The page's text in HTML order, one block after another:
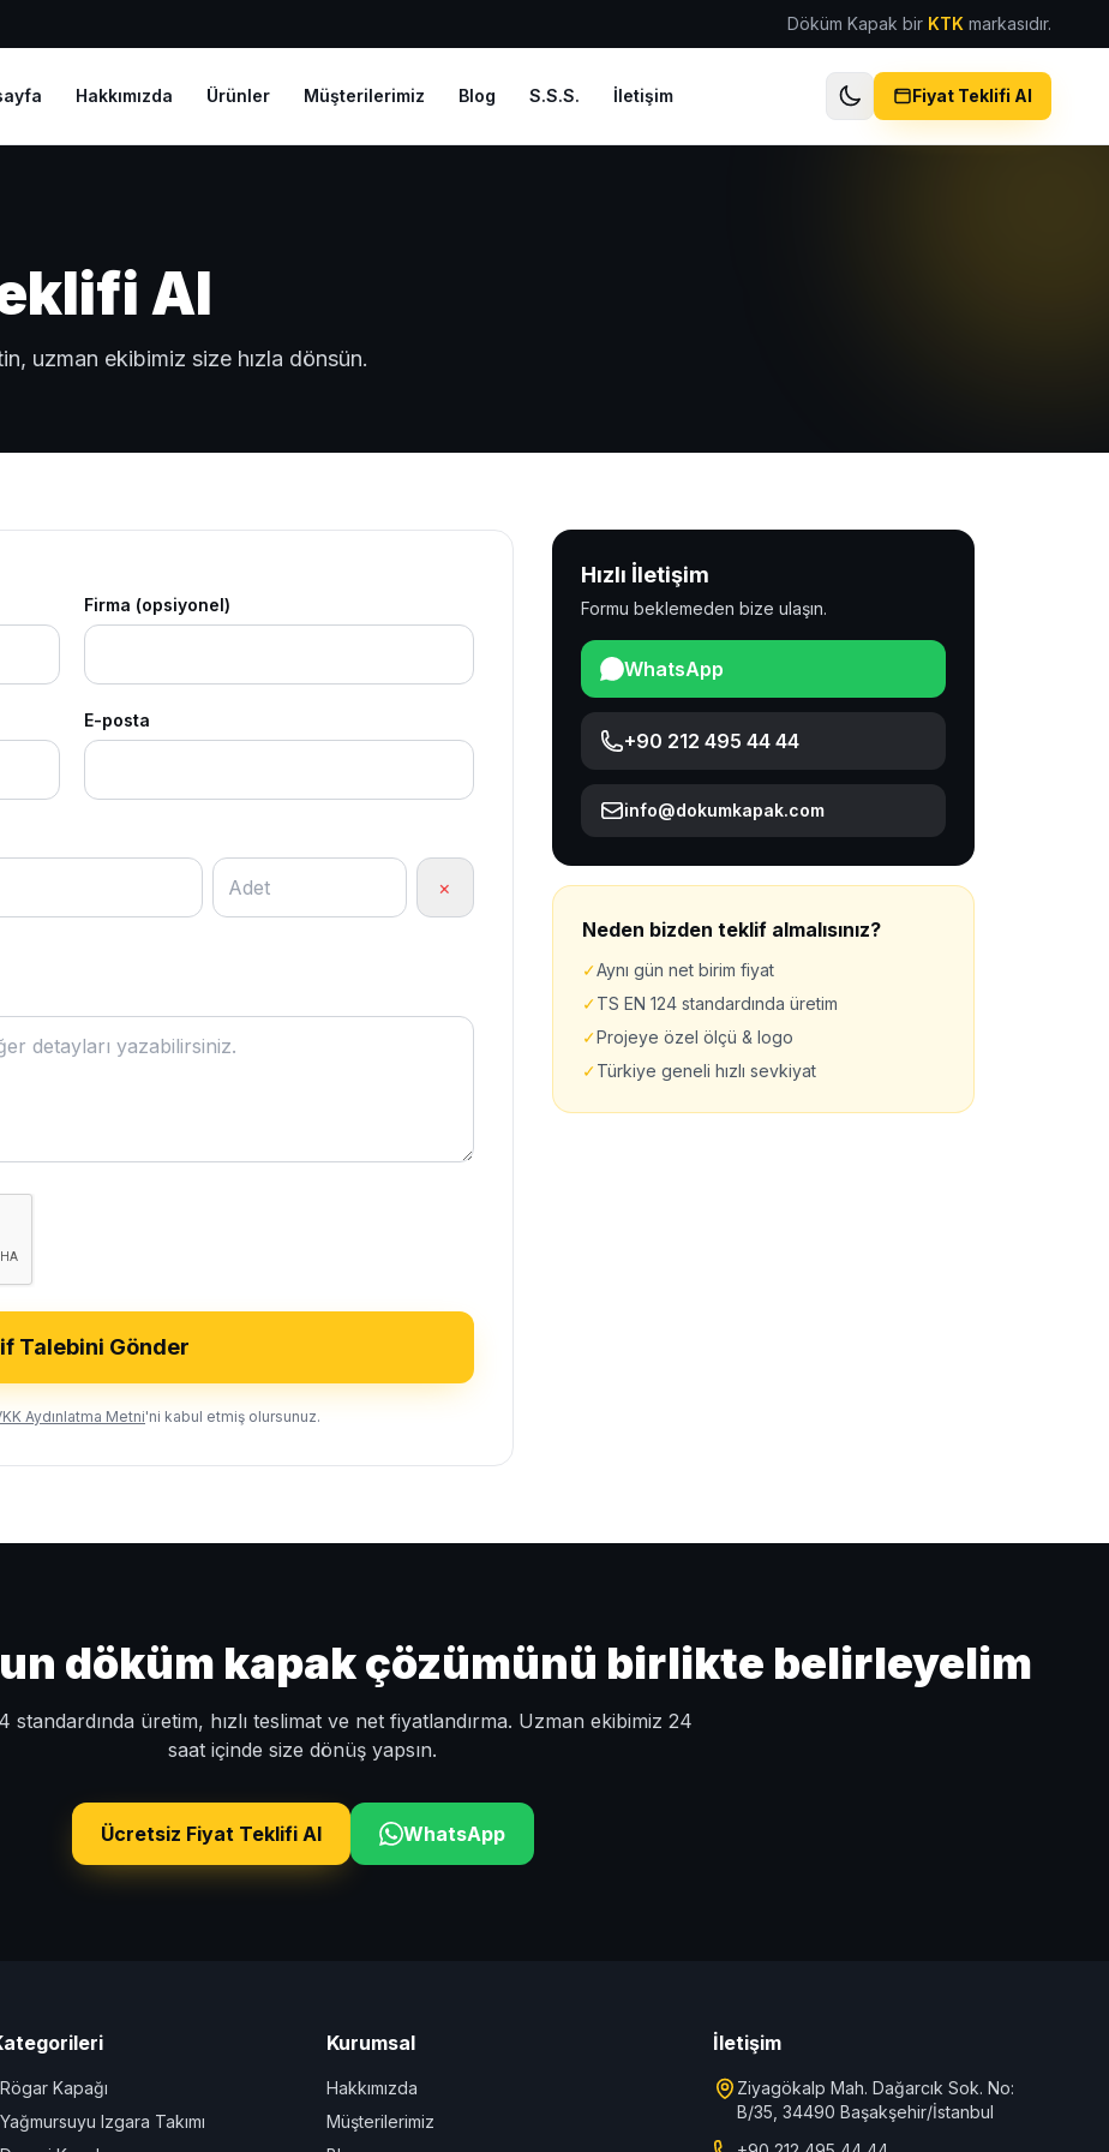
Döküm Kapak bir KTK markasıdır.
Hakkımızda Ürünler Müşterilerimiz Blog S.S.S. İletişim Fiyat Teklifi Al
Al
uzman ekibimiz size hızla dönsün.
Firma (opsiyonel)
E-posta
×
Talebini Gönder
Aydınlatma Metni'ni kabul etmiş olursunuz.
Hızlı İletişim
Formu beklemeden bize ulaşın.
WhatsApp
+90 212 495 44 44
info@dokumkapak.com
Neden bizden teklif almalısınız?
✓Aynı gün net birim fiyat
✓TS EN 124 standardında üretim
✓Projeye özel ölçü & logo
✓Türkiye geneli hızlı sevkiyat
döküm kapak çözümünü birlikte belirleyelim
standardında üretim, hızlı teslimat ve net fiyatlandırma. Uzman ekibimiz 24
saat içinde size dönüş yapsın.
Ücretsiz Fiyat Teklifi Al WhatsApp
Kapağı
Izgara Takımı
Kurumsal
Hakkımızda
Müşterilerimiz
İletişim
Ziyagökalp Mah. Dağarcık Sok. No:
B/35, 34490 Başakşehir/İstanbul